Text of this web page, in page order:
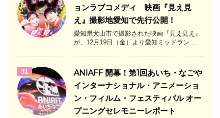
ョンラブコメディ 映画『見え見
え』撮影地愛知で先行公開！
愛知県犬山市で撮影された映画『見え見え』
が、12月19日（金）より愛知ミッドラン ...
31
ANIAFF 開幕！第1回あいち・なごや
インターナショナル・アニメーショ
ン・フィルム・フェスティバル オー
プニングセレモニーレポート